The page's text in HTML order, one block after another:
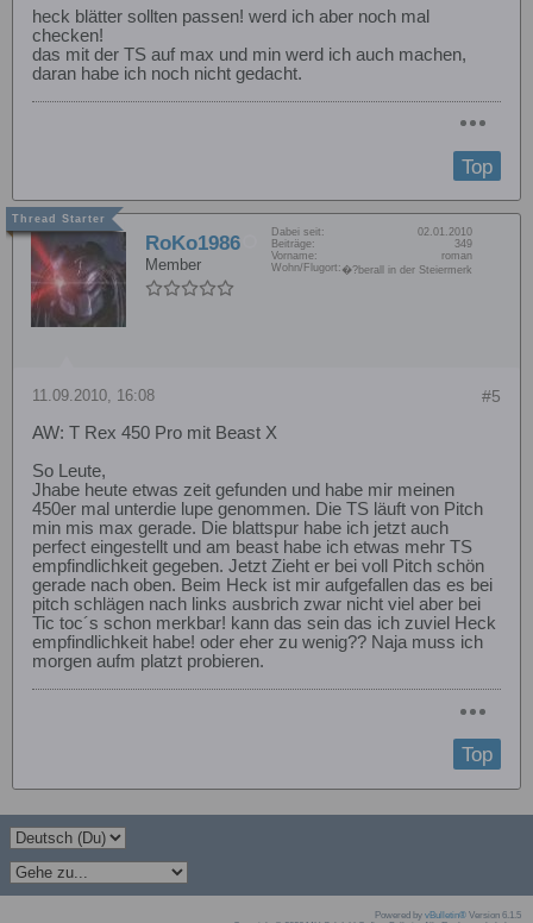
heck blätter sollten passen! werd ich aber noch mal
checken!
das mit der TS auf max und min werd ich auch machen,
daran habe ich noch nicht gedacht.
Top
RoKo1986
Member
Dabei seit:
02.01.2010
Beiträge:
349
Vorname:
roman
Wohn/Flugort: �?berall in der Steiermerk
#5
11.09.2010, 16:08
AW: T Rex 450 Pro mit Beast X
So Leute,
Jhabe heute etwas zeit gefunden und habe mir meinen
450er mal unterdie lupe genommen. Die TS läuft von Pitch
min mis max gerade. Die blattspur habe ich jetzt auch
perfect eingestellt und am beast habe ich etwas mehr TS
empfindlichkeit gegeben. Jetzt Zieht er bei voll Pitch schön
gerade nach oben. Beim Heck ist mir aufgefallen das es bei
pitch schlägen nach links ausbrich zwar nicht viel aber bei
Tic toc´s schon merkbar! kann das sein das ich zuviel Heck
empfindlichkeit habe! oder eher zu wenig?? Naja muss ich
morgen aufm platzt probieren.
Top
Powered by vBulletin® Version 6.1.5